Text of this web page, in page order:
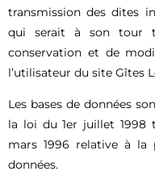
transmission des dites
qui serait à son tour
conservation et de
l’utilisateur du site Gîtes
Les bases de données
la loi du 1er juillet 1998
mars 1996 relative à la
données.